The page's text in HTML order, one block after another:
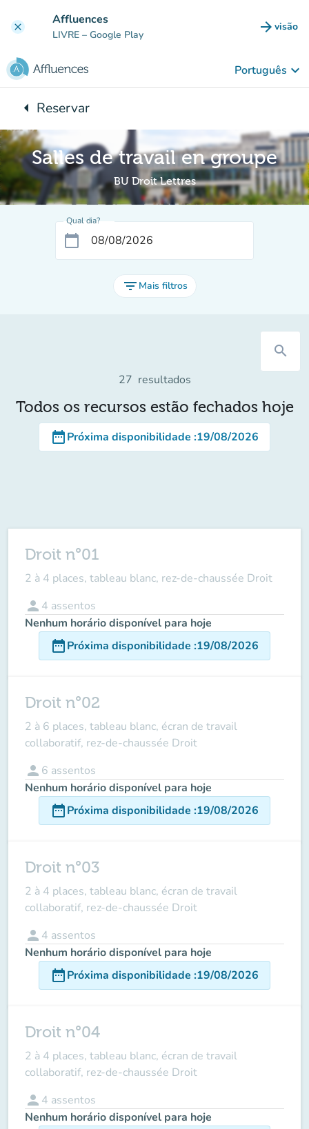
clear Affluences
LIVRE – Google Play arrow_forward visão
(novo
Português keyboard_arrow_down
arrow_leftVoltar para:
Reservar
Salles de travail en groupe
BU Droit Lettres
Qual dia?
calendar_today
filter_list Mais filtros
search
27 resultados
Todos os recursos estão fechados hoje
date_rangePróxima disponibilidade :19/08/2026
Droit n°01
2 à 4 places, tableau blanc, rez-de-chaussée Droit
person 4 assentos
Nenhum horário disponível para hoje
date_rangePróxima disponibilidade :19/08/2026
Droit n°02
2 à 6 places, tableau blanc, écran de travail
collaboratif, rez-de-chaussée Droit
person 6 assentos
Nenhum horário disponível para hoje
date_rangePróxima disponibilidade :19/08/2026
Droit n°03
2 à 4 places, tableau blanc, écran de travail
collaboratif, rez-de-chaussée Droit
person 4 assentos
Nenhum horário disponível para hoje
date_rangePróxima disponibilidade :19/08/2026
Droit n°04
2 à 4 places, tableau blanc, écran de travail
collaboratif, rez-de-chaussée Droit
person 4 assentos
Nenhum horário disponível para hoje